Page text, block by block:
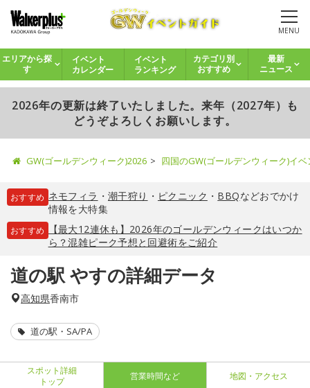
MENU
エリアから探
す
イベント
カレンダー
イベント
ランキング
カテゴリ別
おすすめ
最新
ニュース
2026年の更新は終了いたしました。来年（2027年）も
どうぞよろしくお願いします。
GW(ゴールデンウィーク)2026 四国のGW(ゴールデンウィーク)イ
おすすめ ネモフィラ ・ 潮干狩り ・ ピクニック ・ BBQなどおでかけ
情報を大特集
おすすめ
【最大12連休も】2026年のゴールデンウィークはいつか
ら？混雑ピーク予想と回避術をご紹介
道の駅 やすの詳細データ
高知県香南市
道の駅・SA/PA
スポット詳細
トップ
営業時間など 地図・アクセス